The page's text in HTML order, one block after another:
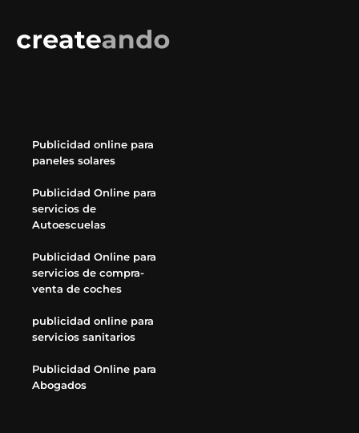
Publicidad online para
paneles solares
Publicidad Online para
servicios de
Autoescuelas
Publicidad Online para
servicios de compra-
venta de coches
publicidad online para
servicios sanitarios
Publicidad Online para
Abogados